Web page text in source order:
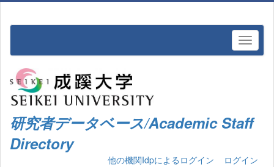
研究者データベース/Academic Staff
Directory
他の機関Idpによるログイン ログイン